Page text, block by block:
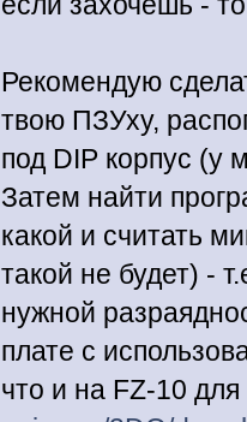
Рекомендую
твою ПЗУху,
под DIP корпус (у
Затем найти
какой и считать
такой не будет) -
нужной
плате с
что и на FZ-10